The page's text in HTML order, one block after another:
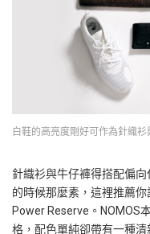
白鞋的高亮度剛好可作為針織
針織衫與牛仔褲得搭配偏
的時候那麼素，這裡推薦
Power Reserve。NOMOS
格，配色單純卻帶有一種